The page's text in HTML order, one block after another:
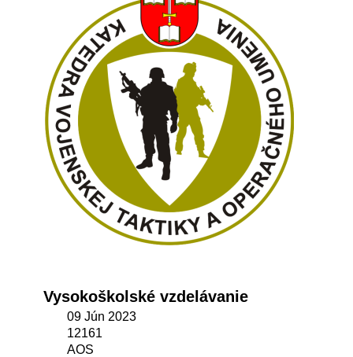
Vysokoškolské vzdelávanie
09 Jún 2023
12161
AOS